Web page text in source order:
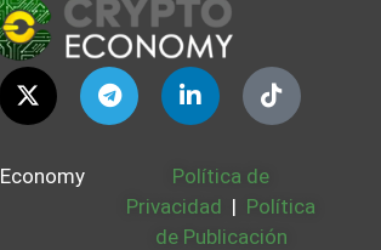
Política de
Privacidad | Política
de Publicación